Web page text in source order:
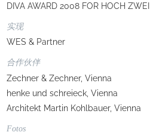
DIVA AWARD 2008 FOR HOCH ZWEI
实现
WES & Partner
合作伙伴
Zechner & Zechner, Vienna
henke und schreieck, Vienna
Architekt Martin Kohlbauer, Vienna
Fotos